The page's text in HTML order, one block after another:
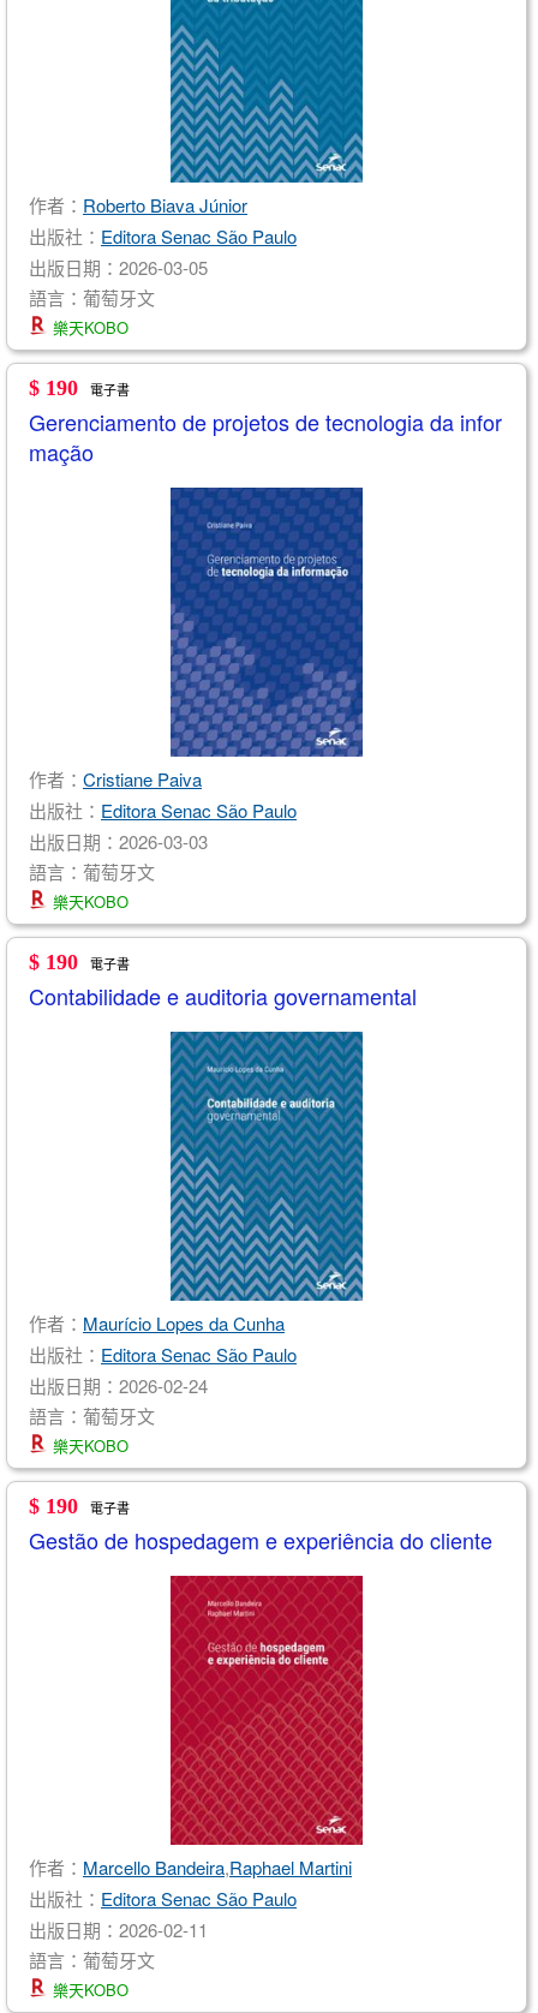
作者： Roberto Biava Júnior
出版社： Editora Senac São Paulo
出版日期：2026-03-05
語言：葡萄牙文
樂天KOBO
$ 190 電子書
Gerenciamento de projetos de tecnologia da infor
mação
作者： Cristiane Paiva
出版社： Editora Senac São Paulo
出版日期：2026-03-03
語言：葡萄牙文
樂天KOBO
$ 190 電子書
Contabilidade e auditoria governamental
作者： Maurício Lopes da Cunha
出版社： Editora Senac São Paulo
出版日期：2026-02-24
語言：葡萄牙文
樂天KOBO
$ 190 電子書
Gestão de hospedagem e experiência do cliente
作者： Marcello Bandeira,Raphael Martini
出版社： Editora Senac São Paulo
出版日期：2026-02-11
語言：葡萄牙文
樂天KOBO